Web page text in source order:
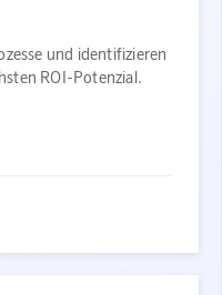
und identifizieren
ROI-Potenzial.